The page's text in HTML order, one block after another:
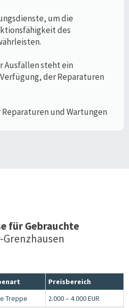
um die
des
Ausfällen steht ein
der Reparaturen
und Wartungen
für Gebrauchte
Grenzhausen
Preisbereich
Treppe
2.000 – 4.000 EUR